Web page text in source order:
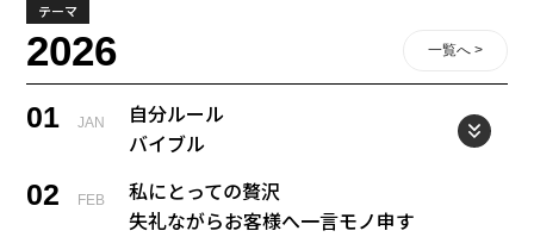
テーマ
2026 一覧へ >
01 JAN
自分ルール
バイブル
02 FEB
私にとっての贅沢
失礼ながらお客様へ一言モノ申す